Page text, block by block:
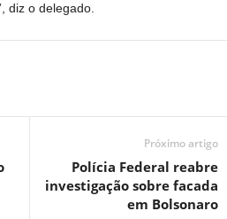
diz o delegado.
Próximo artigo
Polícia Federal reabre
investigação sobre facada
em Bolsonaro